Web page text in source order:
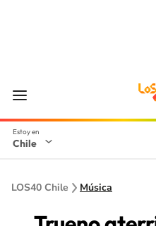
Chile
LOS40 Chile Música